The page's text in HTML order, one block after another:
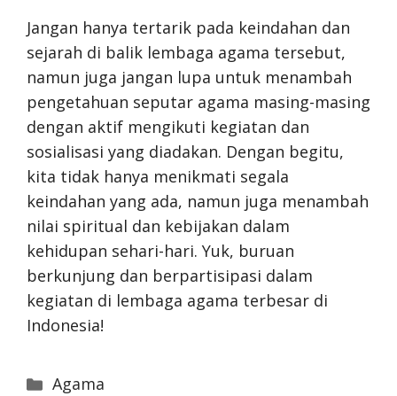
Jangan hanya tertarik pada keindahan dan
sejarah di balik lembaga agama tersebut,
namun juga jangan lupa untuk menambah
pengetahuan seputar agama masing-masing
dengan aktif mengikuti kegiatan dan
sosialisasi yang diadakan. Dengan begitu,
kita tidak hanya menikmati segala
keindahan yang ada, namun juga menambah
nilai spiritual dan kebijakan dalam
kehidupan sehari-hari. Yuk, buruan
berkunjung dan berpartisipasi dalam
kegiatan di lembaga agama terbesar di
Indonesia!
Categories
Agama